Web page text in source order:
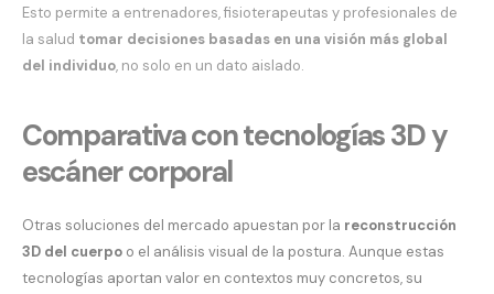
Esto permite a entrenadores, fisioterapeutas y profesionales de
la salud tomar decisiones basadas en una visión más global
del individuo, no solo en un dato aislado.
Comparativa con tecnologías 3D y
escáner corporal
Otras soluciones del mercado apuestan por la reconstrucción
3D del cuerpo o el análisis visual de la postura. Aunque estas
tecnologías aportan valor en contextos muy concretos, su